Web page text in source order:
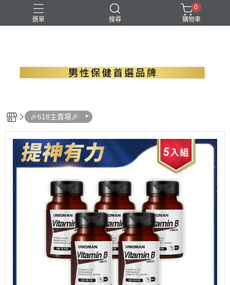
選單 搜尋
B群+馬卡 EPA魚油 瑪卡 精胺酸 螯合鋅
0
購物車
🎉618主賣場🎉